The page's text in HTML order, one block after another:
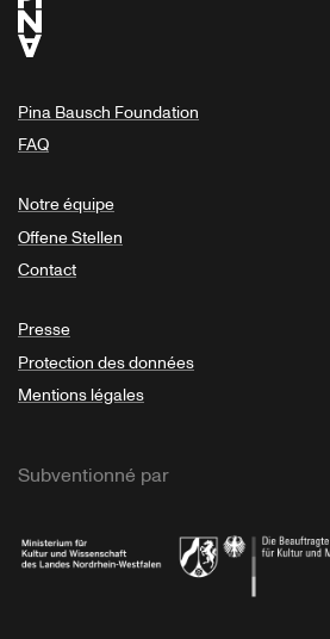
Pina Bausch Foundation
FAQ
Notre équipe
Offene Stellen
Contact
Presse
Protection des données
Mentions légales
Subventionné par